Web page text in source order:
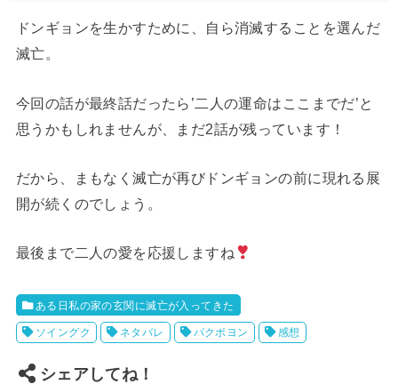
ドンギョンを生かすために、自ら消滅することを選んだ
滅亡。
今回の話が最終話だったら’二人の運命はここまでだ’と
思うかもしれませんが、まだ2話が残っています！
だから、まもなく滅亡が再びドンギョンの前に現れる展
開が続くのでしょう。
最後まで二人の愛を応援しますね
ある日私の家の玄関に滅亡が入ってきた
ソイングク ネタバレ パクボヨン 感想
シェアしてね！